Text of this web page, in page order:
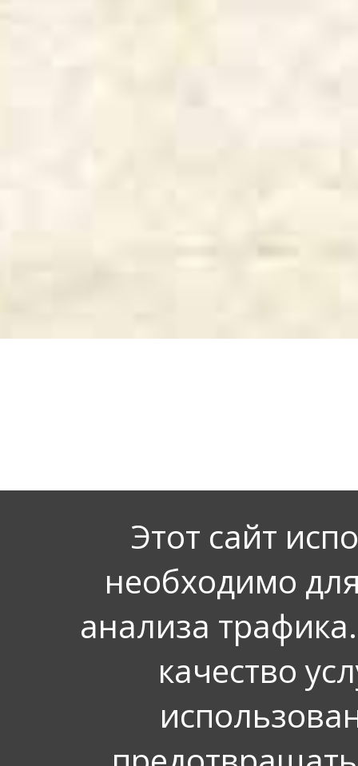
Этот сайт
необходимо
анализа
качество